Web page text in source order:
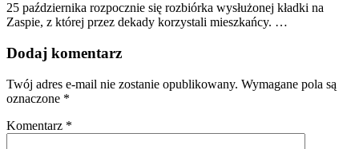
25 października rozpocznie się rozbiórka wysłużonej kładki na
Zaspie, z której przez dekady korzystali mieszkańcy. …
Dodaj komentarz
Twój adres e-mail nie zostanie opublikowany. Wymagane pola są
oznaczone *
Komentarz *